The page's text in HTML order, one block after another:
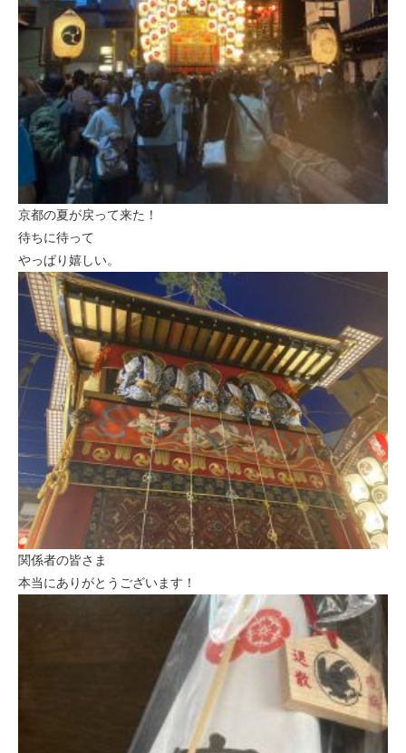
京都の夏が戻って来た！
待ちに待って
やっぱり嬉しい。
関係者の皆さま
本当にありがとうございます！